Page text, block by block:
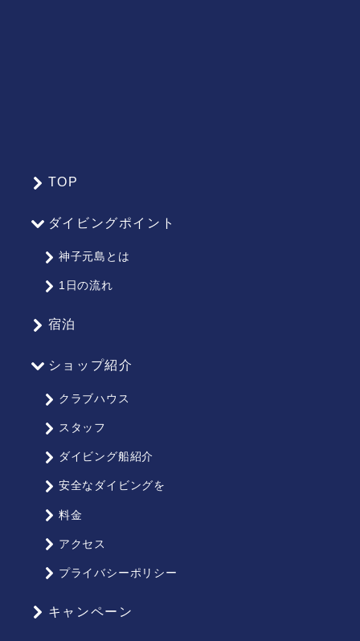
TOP
ダイビングポイント
神子元島とは
1日の流れ
宿泊
ショップ紹介
クラブハウス
スタッフ
ダイビング船紹介
安全なダイビングを
料金
アクセス
プライバシーポリシー
キャンペーン